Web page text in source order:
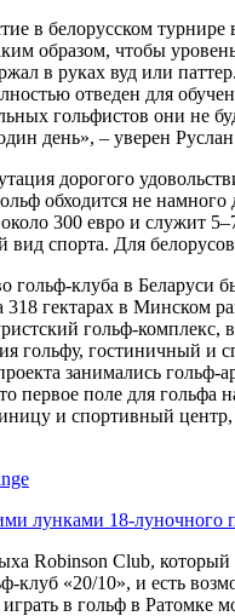
в белорусском
образом, чтобы
в руках вуд или
отведен для
гольфистов они не
день», – уверен
дорогого
обходится не
300 евро и служит
вид спорта. Для
гольф-клуба в Беларуси
318 гектарах в Минском
гольф-комплекс,
гольфу, гостиничный и
занимались
первое поле для гольфа
и спортивный
Robinson Club, который
клуб «20/10», и есть
в гольф в Ратомке